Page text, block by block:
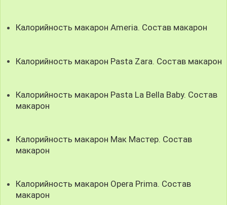
Калорийность макарон Аmeria. Состав макарон
Калорийность макарон Pasta Zara. Состав макарон
Калорийность макарон Pasta La Bella Baby. Состав
макарон
Калорийность макарон Мак Мастер. Состав
макарон
Калорийность макарон Opera Prima. Состав
макарон